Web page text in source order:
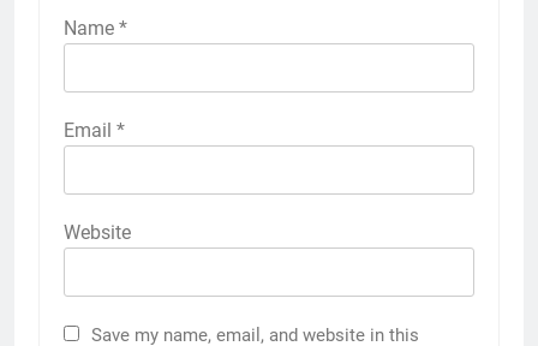
Name *
Email *
Website
Save my name, email, and website in this